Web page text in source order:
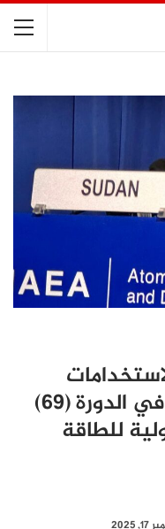
السلمية للطاقة النووية في الدورة (69)
للطاقة
2025